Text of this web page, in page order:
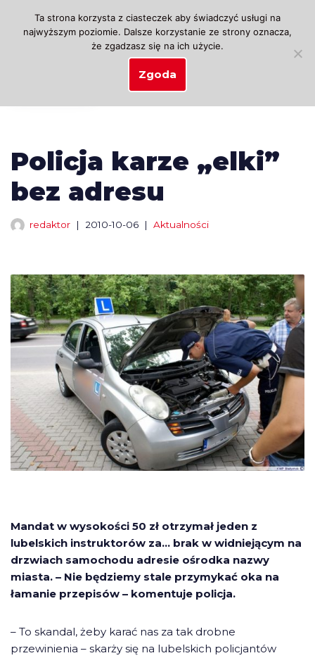
Przejdź
Policja karze „elki”
bez adresu
redaktor 2010-10-06 Aktualności
Mandat w wysokości 50 zł otrzymał jeden z
lubelskich instruktorów za… brak w widniejącym na
drzwiach samochodu adresie ośrodka nazwy
miasta. – Nie będziemy stale przymykać oka na
łamanie przepisów – komentuje policja.
– To skandal, żeby karać nas za tak drobne
przewinienia – skarży się na lubelskich policjantów
Ta strona korzysta z ciasteczek aby świadczyć usługi na
najwyższym poziomie. Dalsze korzystanie ze strony oznacza,
że zgadzasz się na ich użycie.
Zgoda